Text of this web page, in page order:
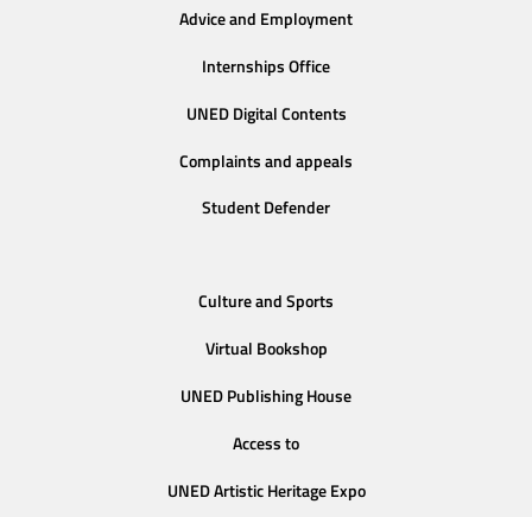
Advice and Employment
Internships Office
UNED Digital Contents
Complaints and appeals
Student Defender
Culture and Sports
Virtual Bookshop
UNED Publishing House
Access to
UNED Artistic Heritage Expo